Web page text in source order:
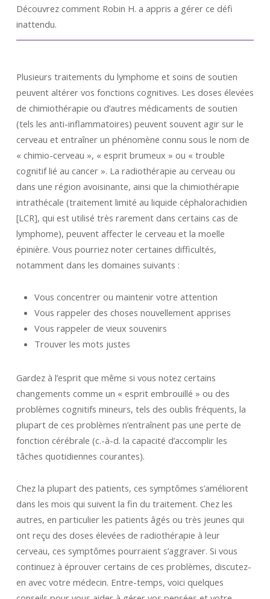
Découvrez comment Robin H. a appris a gérer ce défi
inattendu.
Plusieurs traitements du lymphome et soins de soutien
peuvent altérer vos fonctions cognitives. Les doses élevées
de chimiothérapie ou d’autres médicaments de soutien
(tels les anti-inflammatoires) peuvent souvent agir sur le
cerveau et entraîner un phénomène connu sous le nom de
« chimio-cerveau », « esprit brumeux » ou « trouble
cognitif lié au cancer ». La radiothérapie au cerveau ou
dans une région avoisinante, ainsi que la chimiothérapie
intrathécale (traitement limité au liquide céphalorachidien
[LCR], qui est utilisé très rarement dans certains cas de
lymphome), peuvent affecter le cerveau et la moelle
épinière. Vous pourriez noter certaines difficultés,
notamment dans les domaines suivants :
Vous concentrer ou maintenir votre attention
Vous rappeler des choses nouvellement apprises
Vous rappeler de vieux souvenirs
Trouver les mots justes
Gardez à l’esprit que même si vous notez certains
changements comme un « esprit embrouillé » ou des
problèmes cognitifs mineurs, tels des oublis fréquents, la
plupart de ces problèmes n’entraînent pas une perte de
fonction cérébrale (c.-à-d. la capacité d’accomplir les
tâches quotidiennes courantes).
Chez la plupart des patients, ces symptômes s’améliorent
dans les mois qui suivent la fin du traitement. Chez les
autres, en particulier les patients âgés ou très jeunes qui
ont reçu des doses élevées de radiothérapie à leur
cerveau, ces symptômes pourraient s’aggraver. Si vous
continuez à éprouver certains de ces problèmes, discutez-
en avec votre médecin. Entre-temps, voici quelques